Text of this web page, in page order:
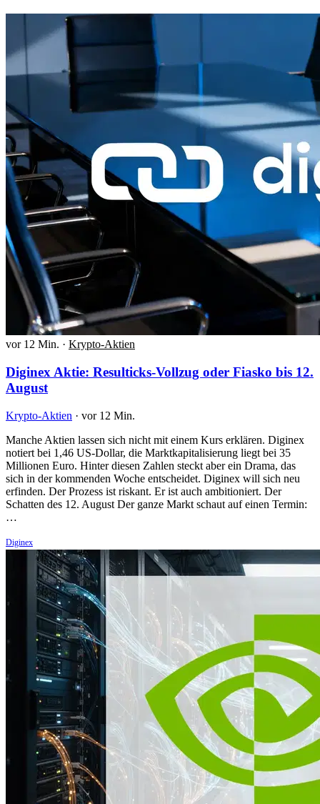
vor 12 Min. · Krypto-Aktien
Diginex Aktie: Resulticks-Vollzug oder Fiasko bis 12.
August
Krypto-Aktien · vor 12 Min.
Manche Aktien lassen sich nicht mit einem Kurs erklären. Diginex
notiert bei 1,46 US-Dollar, die Marktkapitalisierung liegt bei 35
Millionen Euro. Hinter diesen Zahlen steckt aber ein Drama, das
sich in der kommenden Woche entscheidet. Diginex will sich neu
erfinden. Der Prozess ist riskant. Er ist auch ambitioniert. Der
Schatten des 12. August Der ganze Markt schaut auf einen Termin:
…
Diginex